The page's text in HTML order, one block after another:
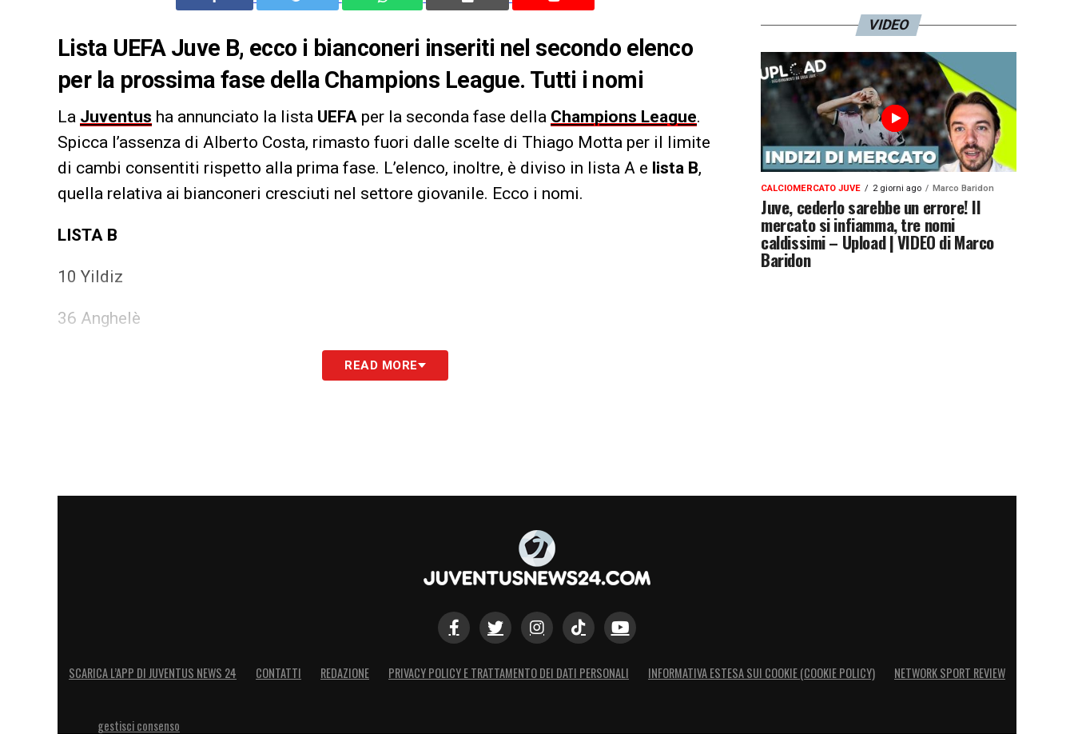
Lista UEFA Juve B, ecco i bianconeri inseriti nel secondo elenco
per la prossima fase della Champions League. Tutti i nomi
La Juventus ha annunciato la lista UEFA per la seconda fase della Champions League.
Spicca l’assenza di Alberto Costa, rimasto fuori dalle scelte di Thiago Motta per il limite
di cambi consentiti rispetto alla prima fase. L’elenco, inoltre, è diviso in lista A e lista B,
quella relativa ai bianconeri cresciuti nel settore giovanile. Ecco i nomi.
LISTA B
10 Yildiz
36 Anghelè
READ MORE
VIDEO
CALCIOMERCATO JUVE 2 giorni ago Marco Baridon
Juve, cederlo sarebbe un errore! Il
mercato si infiamma, tre nomi
caldissimi – Upload | VIDEO di Marco
Baridon
SCARICA L’APP DI JUVENTUS NEWS 24 CONTATTI REDAZIONE PRIVACY POLICY E TRATTAMENTO DEI DATI PERSONALI INFORMATIVA ESTESA SUI COOKIE (COOKIE POLICY) NETWORK SPORT REVIEW
gestisci consenso